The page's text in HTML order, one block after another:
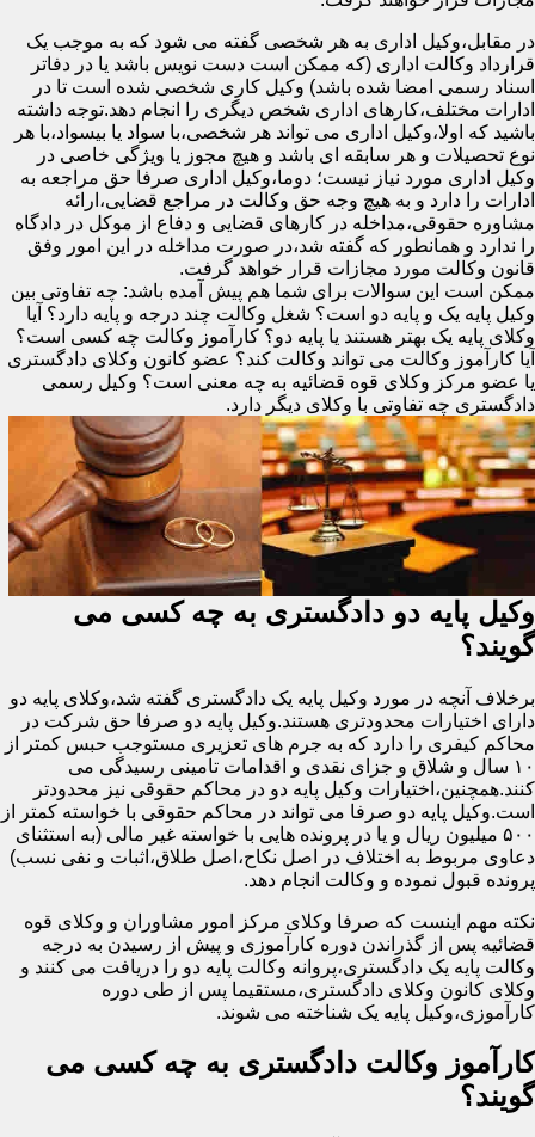
در مقابل،وکیل اداری به هر شخصی گفته می شود که به موجب یک
قرارداد وکالت اداری (که ممکن است دست نویس باشد یا در دفاتر
اسناد رسمی امضا شده باشد) وکیل کاری شخصی شده است تا در
ادارات مختلف،کارهای اداری شخص دیگری را انجام دهد.توجه داشته
باشید که اولا،وکیل اداری می تواند هر شخصی،با سواد یا بیسواد،با هر
نوع تحصیلات و هر سابقه ای باشد و هیچ مجوز یا ویژگی خاصی در
وکیل اداری مورد نیاز نیست؛ دوما،وکیل اداری صرفا حق مراجعه به
ادارات را دارد و به هیچ وجه حق وکالت در مراجع قضایی،ارائه
مشاوره حقوقی،مداخله در کارهای قضایی و دفاع از موکل در دادگاه
را ندارد و همانطور که گفته شد،در صورت مداخله در این امور وفق
قانون وکالت مورد مجازات قرار خواهد گرفت.
ممکن است این سوالات برای شما هم پیش آمده باشد: چه تفاوتی بین
وکیل پایه یک و پایه دو است؟ شغل وکالت چند درجه و پایه دارد؟ آیا
وکلای پایه یک بهتر هستند یا پایه دو؟ کارآموز وکالت چه کسی است؟
آیا کارآموز وکالت می تواند وکالت کند؟ عضو کانون وکلای دادگستری
یا عضو مرکز وکلای قوه قضائیه به چه معنی است؟ وکیل رسمی
دادگستری چه تفاوتی با وکلای دیگر دارد.
وکیل پایه دو دادگستری به چه کسی می
گویند؟
برخلاف آنچه در مورد وکیل پایه یک دادگستری گفته شد،وکلای پایه دو
دارای اختیارات محدودتری هستند.وکیل پایه دو صرفا حق شرکت در
محاکم کیفری را دارد که به جرم های تعزیری مستوجب حبس کمتر از
۱۰ سال و شلاق و جزای نقدی و اقدامات تامینی رسیدگی می
کنند.همچنین،اختیارات وکیل پایه دو در محاکم حقوقی نیز محدودتر
است.وکیل پایه دو صرفا می تواند در محاکم حقوقی با خواسته کمتر از
۵۰۰ میلیون ریال و یا در پرونده هایی با خواسته غیر مالی (به استثنای
دعاوی مربوط به اختلاف در اصل نکاح،اصل طلاق،اثبات و نفی نسب)
پرونده قبول نموده و وکالت انجام دهد.
نکته مهم اینست که صرفا وکلای مرکز امور مشاوران و وکلای قوه
قضائیه پس از گذراندن دوره کارآموزی و پیش از رسیدن به درجه
وکالت پایه یک دادگستری،پروانه وکالت پایه دو را دریافت می کنند و
وکلای کانون وکلای دادگستری،مستقیما پس از طی دوره
کارآموزی،وکیل پایه یک شناخته می شوند.
کارآموز وکالت دادگستری به چه کسی می
گویند؟